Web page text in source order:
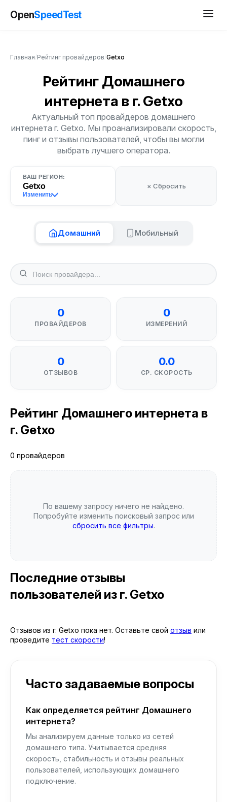
OpenSpeedTest
Главная Рейтинг провайдеров Getxo
Рейтинг Домашнего
интернета в г. Getxo
Актуальный топ провайдеров домашнего
интернета г. Getxo. Мы проанализировали скорость,
пинг и отзывы пользователей, чтобы вы могли
выбрать лучшего оператора.
ВАШ РЕГИОН:
Getxo
Изменить
× Сбросить
Домашний Мобильный
0
ПРОВАЙДЕРОВ
0
ИЗМЕРЕНИЙ
0
ОТЗЫВОВ
0.0
СР. СКОРОСТЬ
Рейтинг Домашнего интернета в
г. Getxo
0 провайдеров
По вашему запросу ничего не найдено.
Попробуйте изменить поисковый запрос или
сбросить все фильтры.
Последние отзывы
пользователей из г. Getxo
Отзывов из г. Getxo пока нет. Оставьте свой отзыв или
проведите тест скорости!
Часто задаваемые вопросы
Как определяется рейтинг Домашнего
интернета?
Мы анализируем данные только из сетей
домашнего типа. Учитывается средняя
скорость, стабильность и отзывы реальных
пользователей, использующих домашнего
подключение.